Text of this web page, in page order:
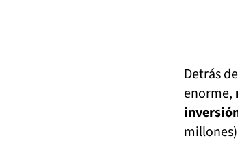
Detrás
enorme,